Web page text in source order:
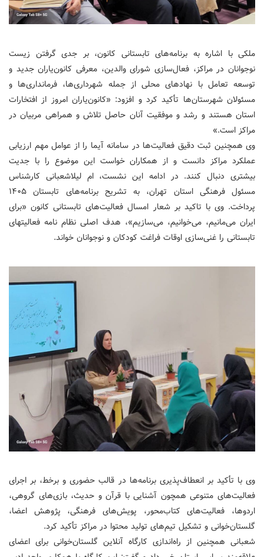
ملکی با اشاره به برنامه‌های تابستانی کانون، بر جدی گرفتن زیست
نوجوانان در مراکز، فعال‌سازی شورای والدین، معرفی کانون‌یاران جدید و
توسعه تعامل با نهادهای محلی از جمله شهرداری‌ها، فرمانداری‌ها و
مسئولان شهرستان‌ها تأکید کرد و افزود: «کانون‌یاران امروز از افتخارات
استان هستند و رشد و موفقیت آنان حاصل تلاش و همراهی مربیان در
مراکز است.»
وی همچنین ثبت دقیق فعالیت‌ها در سامانه‌ آیما را از عوامل مهم ارزیابی
عملکرد مراکز دانست و از همکاران خواست این موضوع را با جدیت
بیشتری دنبال کنند. در ادامه این نشست، ام لیلاشعبانی کارشناس
مسئول فرهنگی استان تهران، به تشریح برنامه‌های تابستان ۱۴۰۵
پرداخت. وی با تاکید بر شعار امسال فعالیت‌های تابستانی کانون «برای
ایران می‌مانیم، می‌خوانیم، می‌سازیم»، هدف اصلی نظام نامه فعالیتهای
تابستانی را غنی‌سازی اوقات فراغت کودکان و نوجوانان خواند.
وی با تأکید بر انعطاف‌پذیری برنامه‌ها در قالب حضوری و برخط، بر اجرای
فعالیت‌های متنوعی همچون آشنایی با قرآن و حدیث، بازی‌های گروهی،
اردوها، فعالیت‌های کتاب‌محور، پویش‌های فرهنگی، پژوهش اعضا،
گلستان‌خوانی و تشکیل تیم‌های تولید محتوا در مراکز تأکید کرد.
شعبانی همچنین از راه‌اندازی کارگاه آنلاین گلستان‌خوانی برای اعضای